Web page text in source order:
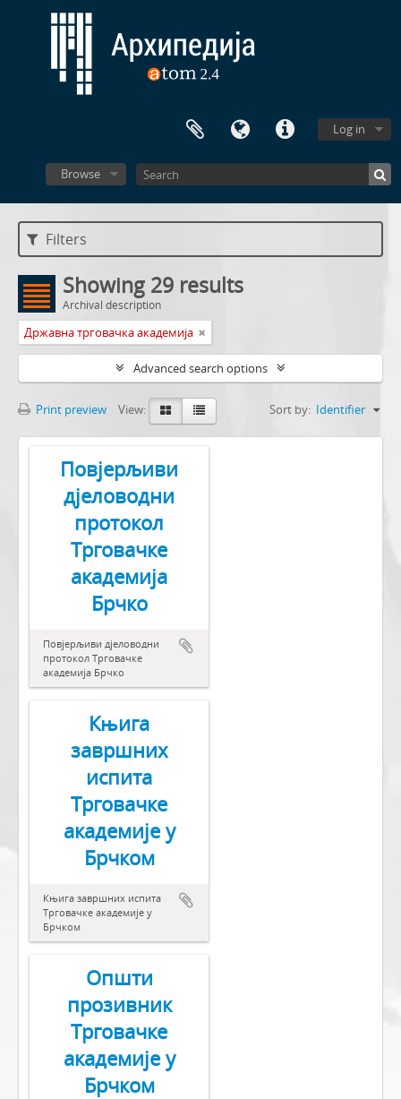
Log in
Browse
Filters
Showing 29 results
Archival description
Државна трговачка академија
Advanced search options
Print preview View: Sort by: Identifier
Повјерљиви
дјеловодни
протокол
Трговачке
академија
Брчко
Повјерљиви дјеловодни
протокол Трговачке
академија Брчко
Књига
завршних
испита
Трговачке
академије у
Брчком
Књига завршних испита
Трговачке академије у
Брчком
Општи
прозивник
Трговачке
академије у
Брчком